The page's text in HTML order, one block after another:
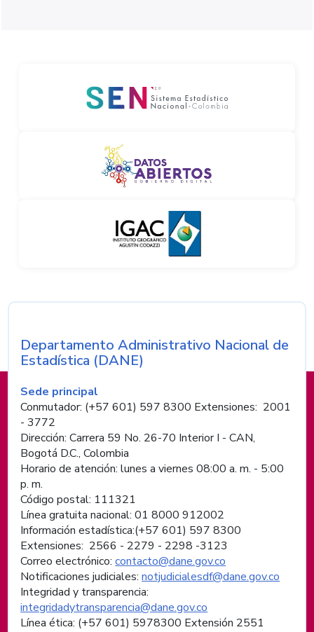
Información de pie de página
Nombre de la entidad
Departamento Administrativo Nacional de
Estadística (DANE)
Sede principal
Conmutador: (+57 601) 597 8300 Extensiones: 2001
- 3772
Dirección: Carrera 59 No. 26-70 Interior I - CAN,
Bogotá D.C., Colombia
Horario de atención: lunes a viernes 08:00 a. m. - 5:00
p. m.
Código postal: 111321
Línea gratuita nacional: 01 8000 912002
Información estadística:(+57 601) 597 8300
Extensiones: 2566 - 2279 - 2298 -3123
Correo electrónico:contacto@dane.gov.co
Notificaciones judiciales:notjudicialesdf@dane.gov.co
Integridad y transparencia:
integridadytransparencia@dane.gov.co
Línea ética: (+57 601) 5978300 Extensión 2551